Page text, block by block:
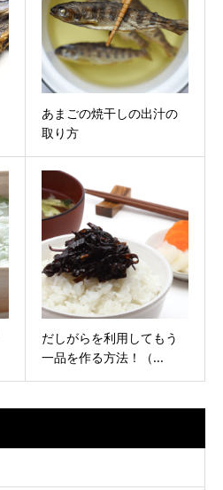
あまごの焼干しの出汁の
取り方
だしがらを利用してもう
一品を作る方法！（...